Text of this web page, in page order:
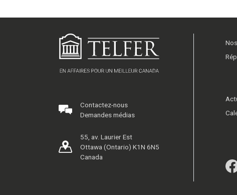
Contactez-nous
Demandes médias
55, av. Laurier Est
Ottawa (Ontario) K1N 6N5
Canada